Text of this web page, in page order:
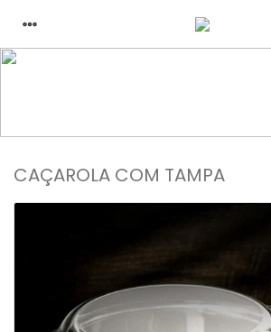
CAÇAROLA COM TAMPA